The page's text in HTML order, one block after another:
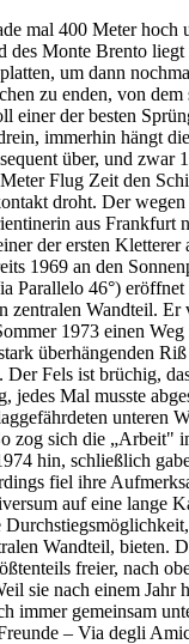
mal 400 Meter hoch
des Monte Brento liegt
um dann
zu enden, von
einer der besten
immerhin hängt
über, und zwar
Flug Zeit den
droht. Der
aus Frankfurt
der ersten Kletterer
1969 an den
Parallelo 46°) eröffnet
zentralen Wandteil. Er
1973 einen
überhängenden
Der Fels ist brüchig,
jedes Mal musste
unteren
zog sich die „Arbeit"
hin, schließlich
fiel ihre
auf eine lange
Wandteil, bieten.
freier, nach
sie nach einem Jahr
immer gemeinsam
– Via degli